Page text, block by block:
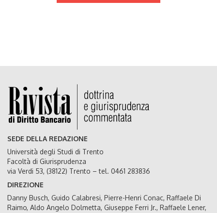
SEDE DELLA REDAZIONE
Università degli Studi di Trento
Facoltà di Giurisprudenza
via Verdi 53, (38122) Trento – tel. 0461 283836
DIREZIONE
Danny Busch, Guido Calabresi, Pierre-Henri Conac, Raffaele Di
Raimo, Aldo Angelo Dolmetta, Giuseppe Ferri Jr., Raffaele Lener,